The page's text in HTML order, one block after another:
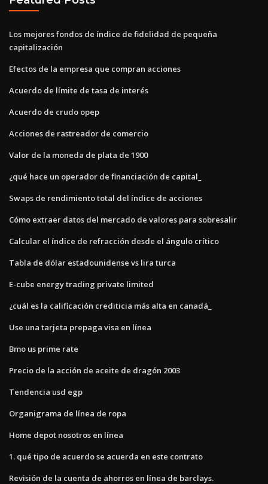
Los mejores fondos de índice de fidelidad de pequeña
capitalización
Efectos de la empresa que compran acciones
Acuerdo de límite de tasa de interés
Acuerdo de crudo opep
Acciones de rastreador de comercio
Valor de la moneda de plata de 1900
¿qué hace un operador de financiación de capital_
Swaps de rendimiento total del índice de acciones
Cómo extraer datos del mercado de valores para sobresalir
Calcular el índice de refracción desde el ángulo crítico
Tabla de dólar estadounidense vs lira turca
E-cube energy trading private limited
¿cuál es la calificación crediticia más alta en canadá_
Use una tarjeta prepaga visa en línea
Bmo us prime rate
Precio de la acción de aceite de dragón 2003
Tendencia usd egp
Organigrama de línea de ropa
Home depot nosotros en línea
1. qué tipo de acuerdo se acuerda en este contrato
Revisión de la cuenta de ahorros en línea de barclays.